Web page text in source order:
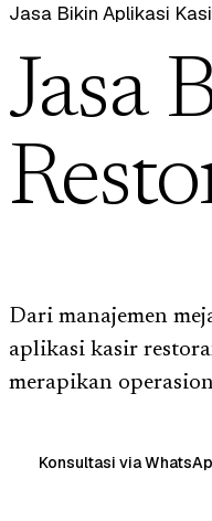
Jasa Bikin Aplikasi
Jasa
Dari manajemen
aplikasi kasir
merapikan
Konsultasi via